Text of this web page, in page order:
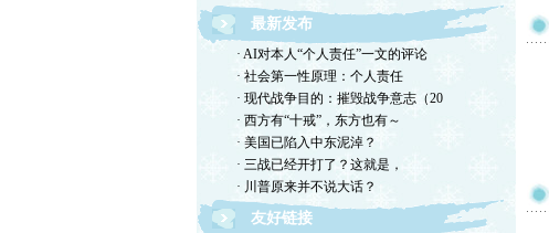
最新发布
· AI对本人“个人责任”一文的评论
· 社会第一性原理：个人责任
· 现代战争目的：摧毁战争意志（20
· 西方有“十戒”，东方也有～
· 美国已陷入中东泥淖？
· 三战已经开打了？这就是，
· 川普原来并不说大话？
友好链接